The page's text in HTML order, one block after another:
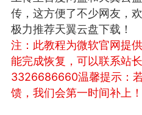
任务 排行
网络
VIP 7
29 21:24
电脑端 Surface Laptop
传，这方便了不少网友，
极力推荐天翼云盘下载！
注：此教程为微软官网提
能完成恢复，可以联系站
3326686660温馨提示：
馈，我们会第一时间补上！